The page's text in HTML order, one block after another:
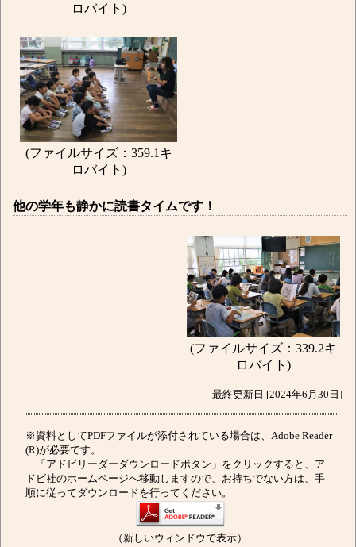
ロバイト)
(ファイルサイズ：359.1キ
ロバイト)
他の学年も静かに読書タイムです！
(ファイルサイズ：339.2キ
ロバイト)
最終更新日 [2024年6月30日]
※資料としてPDFファイルが添付されている場合は、Adobe Reader
(R)が必要です。
「アドビリーダーダウンロードボタン」をクリックすると、ア
ドビ社のホームページへ移動しますので、お持ちでない方は、手
順に従ってダウンロードを行ってください。
（新しいウィンドウで表示）